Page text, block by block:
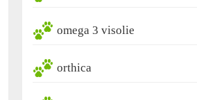
omega 3 visolie
orthica